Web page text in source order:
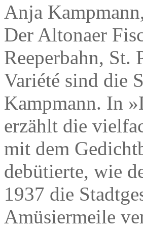
Anja
Der Altonaer
Reeperbahn, St.
Variété sind die
Kampmann. In
erzählt die
mit dem
debütierte, wie
1937 die
Amüsiermeile